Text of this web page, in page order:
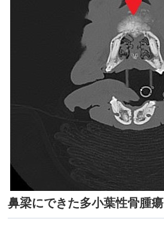
鼻梁にできた多小葉性骨腫瘍